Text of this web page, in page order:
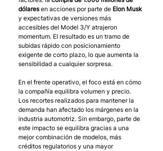
dólares en acciones por parte de Elon Musk
y expectativas de versiones más
accesibles del Model 3/Y atrajeron
momentum. El resultado es un tramo de
subidas rápido con posicionamiento
exigente de corto plazo, lo que aumenta la
sensibilidad a cualquier sorpresa.
En el frente operativo, el foco está en cómo
la compañía equilibra volumen y precio.
Los recortes realizados para mantener la
demanda han afectado los márgenes en la
industria automotriz. Sin embargo, parte de
este impacto se equilibra gracias a una
mejor combinación de modelos, más
créditos regulatorios y una mayor